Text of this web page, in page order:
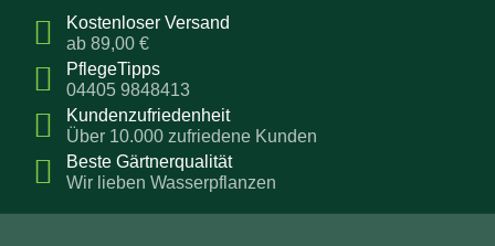
Kostenloser Versand
ab 89,00 €
PflegeTipps
04405 9848413
Kundenzufriedenheit
Über 10.000 zufriedene Kunden
Beste Gärtnerqualität
Wir lieben Wasserpflanzen